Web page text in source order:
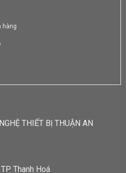
hàng
THIẾT BỊ THUẬN AN
Thanh Hoá